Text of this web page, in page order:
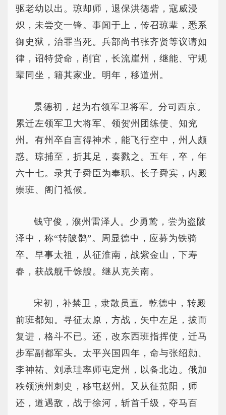
驱老幼以出。琼却师，退保洪德砦，寇威浸
炽，未尝交一锋。事闻于上，传召琼辈，悉系
御史狱，治罪当死。兵部尚书张齐贤等议请如
律，诏特贷命，削官，长流崖州，继能、守规
辈同坐，籍其家业。明年，移道州。
景德初，起为右领军卫将军。分司西京。
累迁左领军卫大将军、领贺州团练使、知兖
州。有州卒自言得神术，能飞行空中，州人颇
惑。琼捕至，折其足，奏戮之。五年，卒，年
六十七。录其子舜臣为奉职。长子舜宾，内殿
崇班、阁门祗候。
钱守俊，濮州雷泽人。少勇鸷，尝为盗陂
泽中，称“转陂鹘”。周显德中，应募为铁骑
卒。早事太祖，从征淮南，战紫金山，下寿
春，获战舰千馀艘。继从克关南。
宋初，补禁卫，隶散员直。乾德中，转殿
前班都知。寻征太原，方战，矢中左足，拔而
复进，格斗不已。还，改东西班指挥使，迁马
步军副都军头。太平兴国四年，命与张绍勍、
李神祐、刘承珪率师屯定州，以备北边。俄加
秩领演州刺史，移屯赵州。又从征范阳，师
还，道遇敌，战于徐河，斩首千级，夺马百